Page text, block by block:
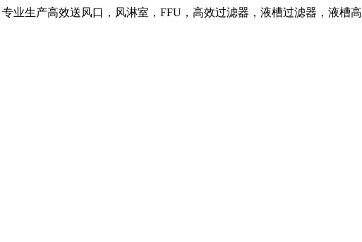
业生产高效送风口，风淋室，FFU，高效过滤器，液槽过滤器，液槽